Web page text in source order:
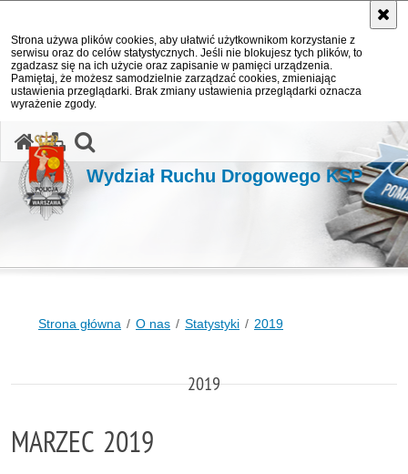
Strona używa plików cookies, aby ułatwić użytkownikom korzystanie z
serwisu oraz do celów statystycznych. Jeśli nie blokujesz tych plików, to
zgadzasz się na ich użycie oraz zapisanie w pamięci urządzenia.
Pamiętaj, że możesz samodzielnie zarządzać cookies, zmieniając
ustawienia przeglądarki. Brak zmiany ustawienia przeglądarki oznacza
wyrażenie zgody.
Wydział Ruchu Drogowego KSP
Strona główna O nas Statystyki 2019
2019
MARZEC 2019